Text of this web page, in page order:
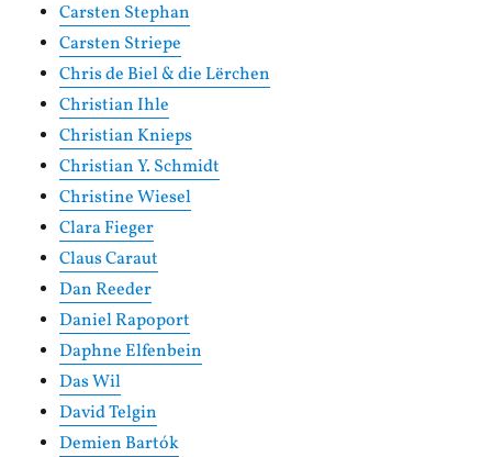
Carsten Stephan
Carsten Striepe
Chris de Biel & die Lërchen
Christian Ihle
Christian Knieps
Christian Y. Schmidt
Christine Wiesel
Clara Fieger
Claus Caraut
Dan Reeder
Daniel Rapoport
Daphne Elfenbein
Das Wil
David Telgin
Demien Bartók